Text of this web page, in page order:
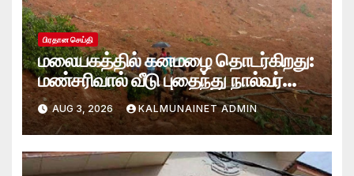
பிரதான செய்தி
மலையகத்தில் கனமழை தொடர்கிறது:
மண்சரிவால் வீடு புதைந்து நால்வர்
மாயம்
AUG 3, 2026 KALMUNAINET ADMIN